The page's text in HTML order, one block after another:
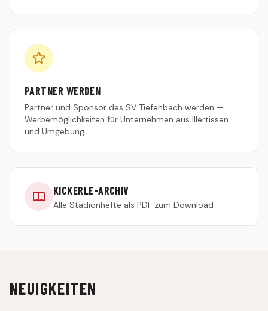
AH
MITGLIED WERDEN
PARTNER WERDEN
Partner und Sponsor des SV Tiefenbach werden —
Werbemöglichkeiten für Unternehmen aus Illertissen
und Umgebung
KICKERLE-ARCHIV
Alle Stadionhefte als PDF zum Download
NEUIGKEITEN